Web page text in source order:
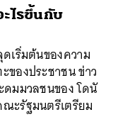
ะไรขึ้นกับ
เริ่มต้นของความ
องประชาชน ข่าว
ดมมวลชนของ โดนั
ะรัฐมนตรีเตรียม